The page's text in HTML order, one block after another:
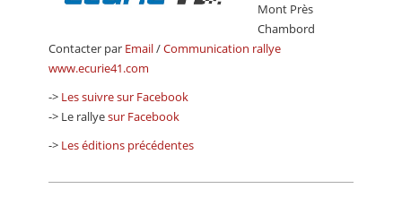
Mont Près
Chambord
Contacter par Email/Communication rallye
www.ecurie41.com
-> Les suivre sur Facebook
-> Le rallyesur Facebook
-> Les éditions précédentes